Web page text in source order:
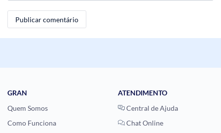
GRAN
Quem Somos
Como Funciona
ATENDIMENTO
Central de Ajuda
Chat Online